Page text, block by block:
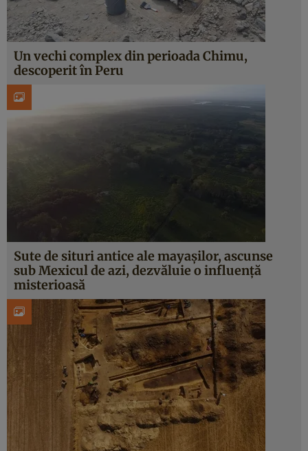
Un vechi complex din perioada Chimu,
descoperit în Peru
Sute de situri antice ale mayașilor, ascunse
sub Mexicul de azi, dezvăluie o influență
misterioasă